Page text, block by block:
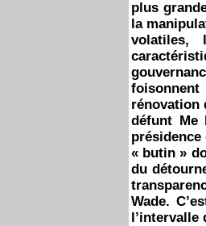
plus
la
rénovation
défunt Me
présidence
« butin »
du
Wade.
l’intervalle